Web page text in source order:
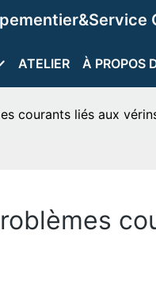
ATELIER À PROPOS
courants liés aux